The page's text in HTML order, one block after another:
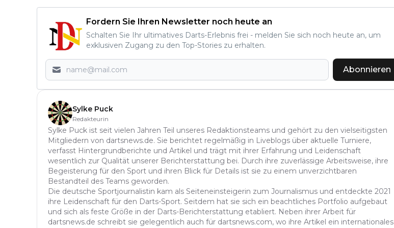
Fordern Sie Ihren Newsletter noch heute an
Schalten Sie Ihr ultimatives Darts-Erlebnis frei - melden Sie sich noch heute an, um
exklusiven Zugang zu den Top-Stories zu erhalten.
Abonnieren
Sylke Puck
Redakteurin
Sylke Puck ist seit vielen Jahren Teil unseres Redaktionsteams und gehört zu den vielseitigsten
Mitgliedern von dartsnews.de. Sie berichtet regelmäßig in Liveblogs über aktuelle Turniere,
verfasst Hintergrundberichte und Artikel und trägt mit ihrer Erfahrung und Leidenschaft
wesentlich zur Qualität unserer Berichterstattung bei. Durch ihre zuverlässige Arbeitsweise, ihre
Begeisterung für den Sport und ihren Blick für Details ist sie zu einem unverzichtbaren
Bestandteil des Teams geworden.
Die deutsche Sportjournalistin kam als Seiteneinsteigerin zum Journalismus und entdeckte 2021
ihre Leidenschaft für den Darts-Sport. Seitdem hat sie sich ein beachtliches Portfolio aufgebaut
und sich als feste Größe in der Darts-Berichterstattung etabliert. Neben ihrer Arbeit für
dartsnews.de schreibt sie gelegentlich auch für dartsnews.com, wo ihre Artikel ein internationales